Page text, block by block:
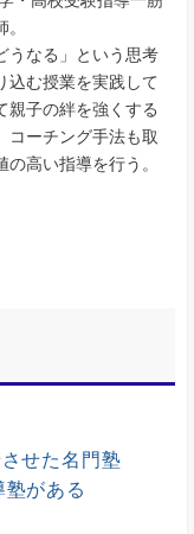
うなる」という思考
込む授業を実践して
親子の絆を強くする
コーチング手法も取
高い指導を行う。
せた名門塾
がある